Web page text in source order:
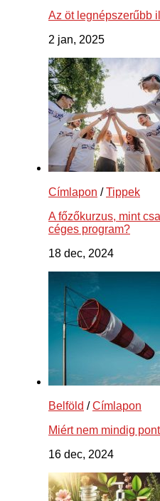
Az öt legnépszerűbb
2 jan, 2025
Címlapon /Tippek
A főzőkurzus, mint
céges program?
18 dec, 2024
Belföld /Címlapon
Miért nem mindig
16 dec, 2024